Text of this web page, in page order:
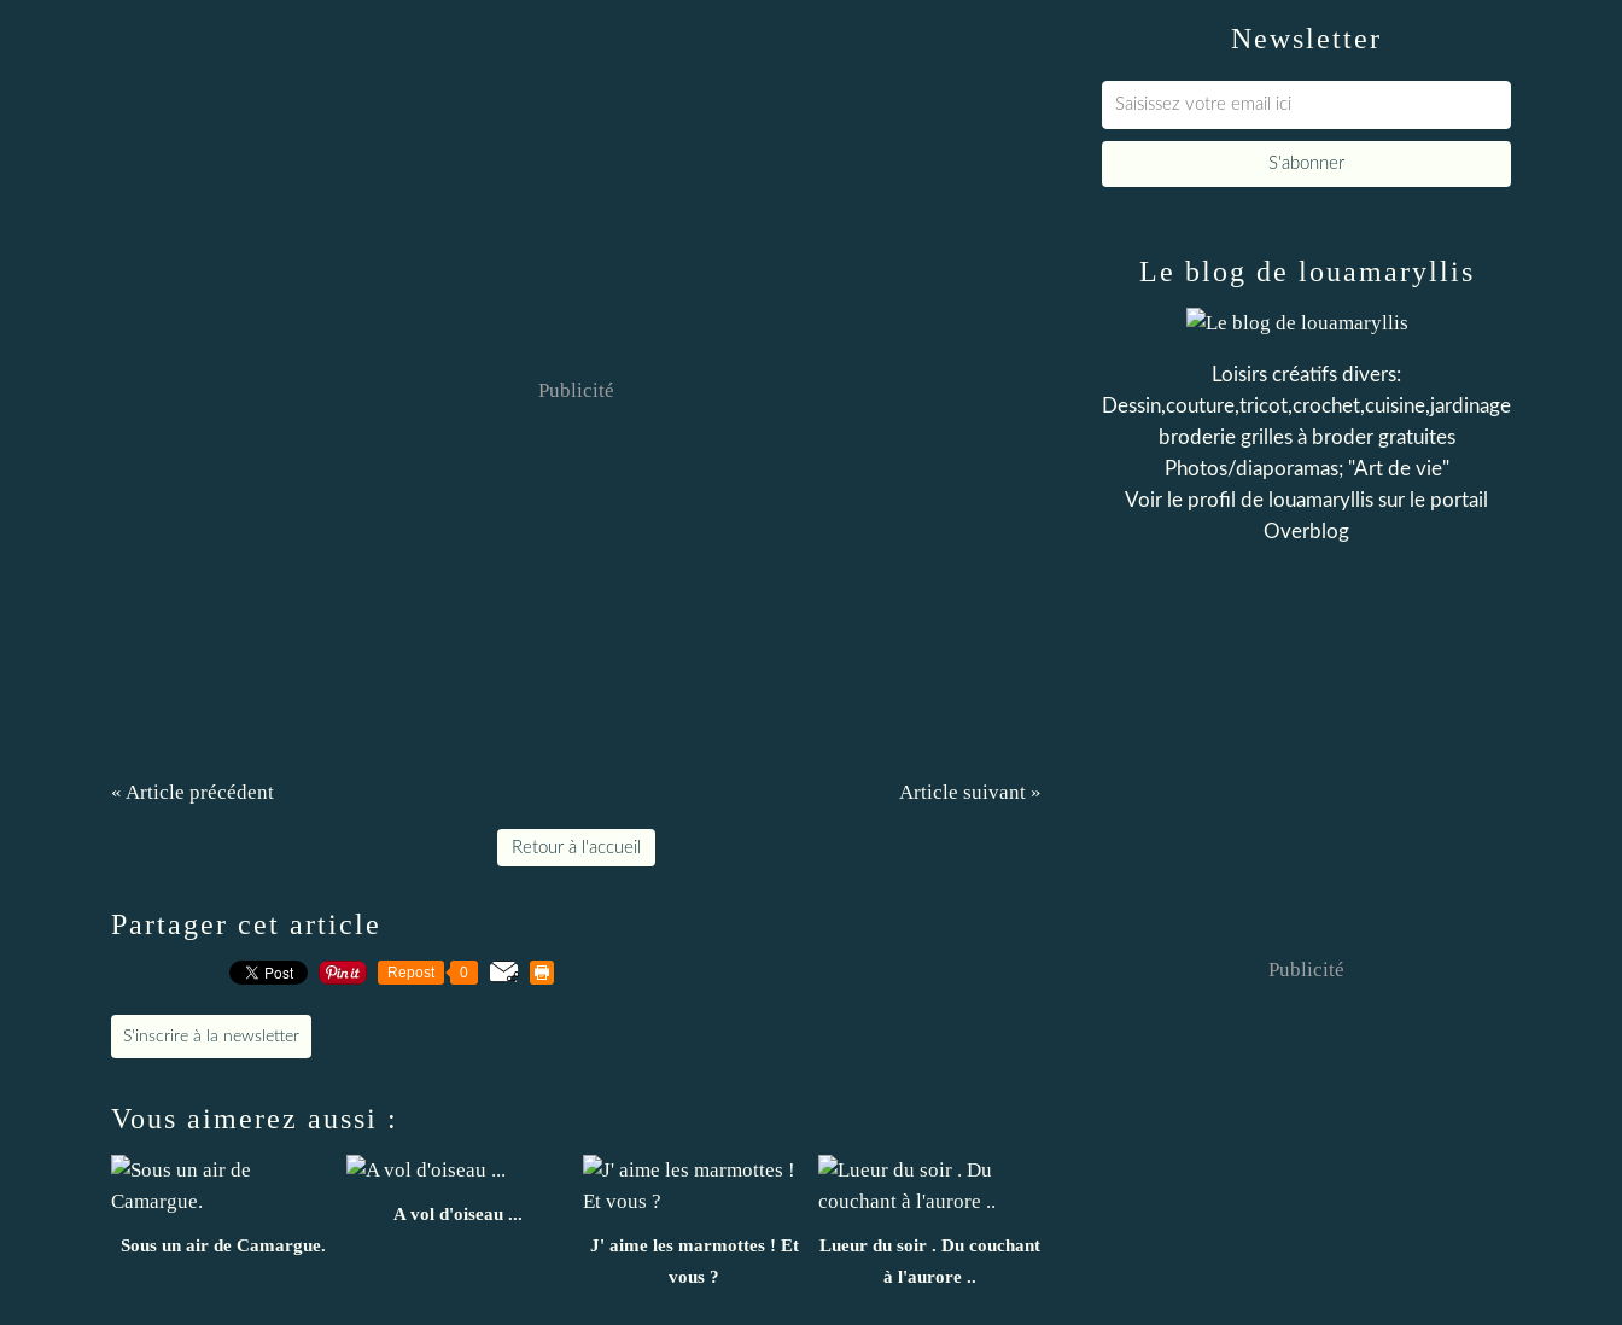
Publicité
« Article précédent Article suivant »
Retour à l'accueil
Partager cet article
Repost 0
S'inscrire à la newsletter
Vous aimerez aussi :
Sous un air de Camargue.
A vol d'oiseau ...
J' aime les marmottes ! Et
vous ?
Lueur du soir . Du couchant
à l'aurore ..
Newsletter
Le blog de louamaryllis
Loisirs créatifs divers:
Dessin,couture,tricot,crochet,cuisine,jardinage
broderie grilles à broder gratuites
Photos/diaporamas; "Art de vie"
Voir le profil de louamaryllis sur le portail
Overblog
Publicité